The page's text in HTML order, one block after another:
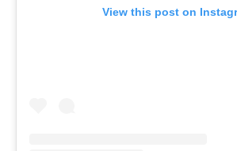
View this post on